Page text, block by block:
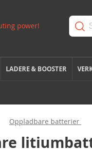
LADERE & BOOSTER
Oppladbare batterier